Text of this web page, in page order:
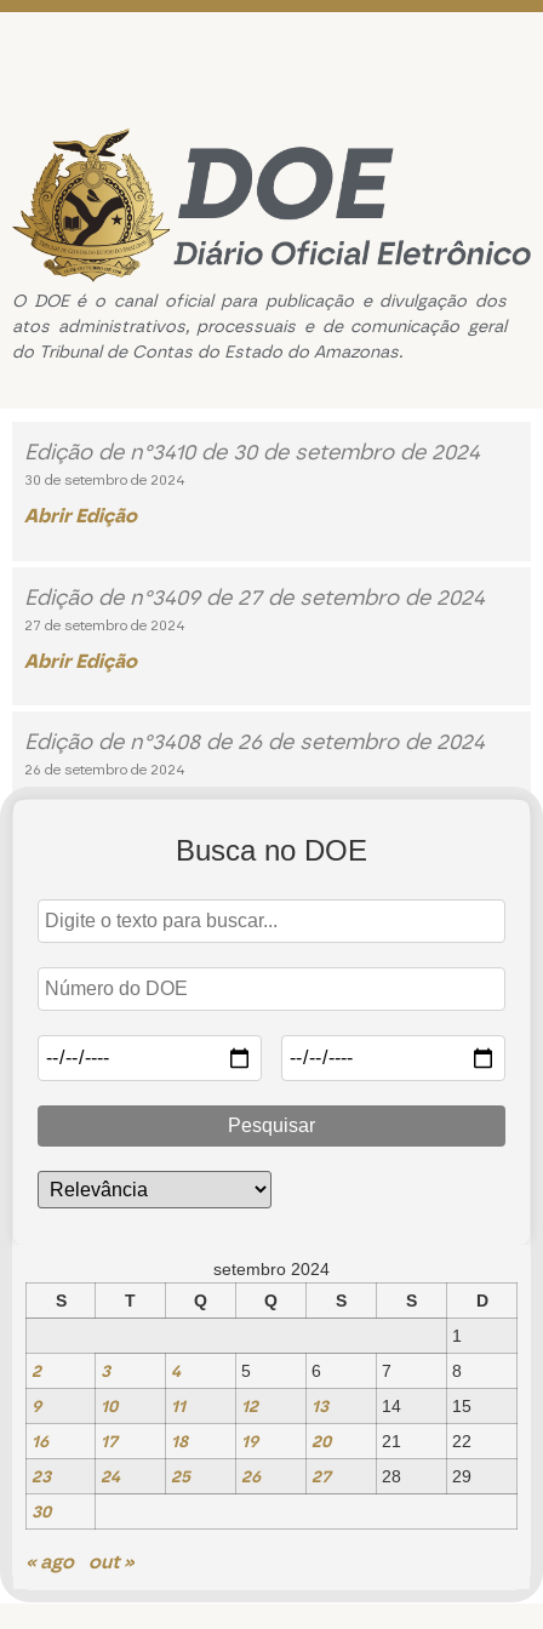
O DOE é o canal oficial para publicação e divulgação dos
atos administrativos, processuais e de comunicação geral
do Tribunal de Contas do Estado do Amazonas.
Edição de n°3410 de 30 de setembro de 2024
30 de setembro de 2024
Abrir Edição
Edição de n°3409 de 27 de setembro de 2024
27 de setembro de 2024
Abrir Edição
Edição de n°3408 de 26 de setembro de 2024
26 de setembro de 2024
25 de setembro de 2024
Abrir Edição
1 2 3 … 5
Busca no DOE
Pesquisar
setembro 2024
S
T Q Q S S
D
1
2 3 4 5 6 7 8
9 10 11 12 13 14 15
16 17 18 19 20 21 22
23 24 25 26 27 28 29
30
« ago out »